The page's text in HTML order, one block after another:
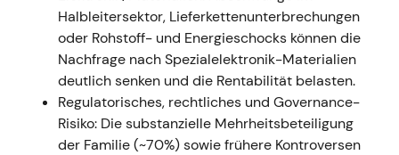
und Semiconductor Solutions; Investoren begannen,
die Aktie eher als Compounder denn als zyklischen
Chemiewert zu betrachten.[8]- Technisch: Kräftige
Kursrally und anhaltender Aufwärtstrend bis Mitte
2021, da die Ergebnisse die Erwartungen übertrafen.
Halbleitersektor, Lieferkettenunterbrechungen
oder Rohstoff- und Energieschocks können die
Nachfrage nach Spezialelektronik-Materialien
deutlich senken und die Rentabilität belasten.
Regulatorisches, rechtliches und Governance-
Risiko: Die substanzielle Mehrheitsbeteiligung
der Familie (~70%) sowie frühere Kontroversen